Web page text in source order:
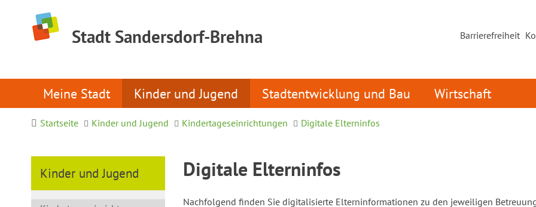
Stadt Sandersdorf-Brehna Barrierefreiheit
Meine Stadt Kinder und Jugend Stadtentwicklung und Bau Wirtschaft
Startseite Kinder und Jugend Kindertageseinrichtungen Digitale Elterninfos
Kinder und Jugend Digitale Elterninfos
Nachfolgend finden Sie digitalisierte Elterninformationen zu den jeweiligen